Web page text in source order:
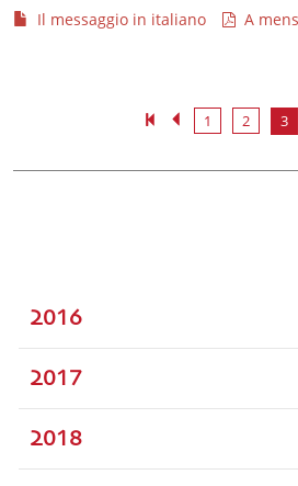
Il messaggio in italiano A
1 2 3
2016
2017
2018